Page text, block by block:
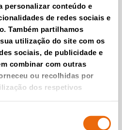
personalizar conteúdo e
de redes sociais e
Também partilhamos
utilização do site com os
sociais, de publicidade e
combinar com outras
ou recolhidas por
dos respetivos
waste shredder
with